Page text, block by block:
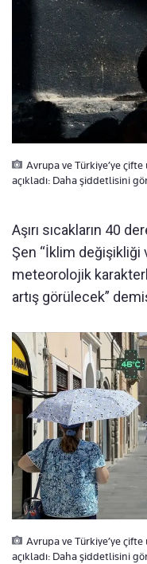
Avrupa ve Türkiye’ye çifte
açıkladı: Daha şiddetlisini
Aşırı sıcakların 40
Şen “İklim değişikliği
meteorolojik
artış görülecek”
Avrupa ve Türkiye’ye çifte
açıkladı: Daha şiddetlisini